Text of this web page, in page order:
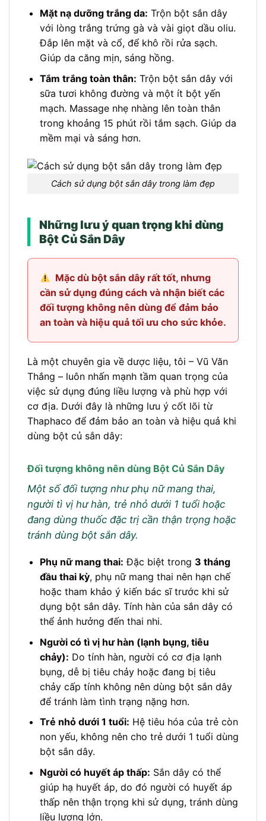
Mặt nạ dưỡng trắng da: Trộn bột sắn dây
với lòng trắng trứng gà và vài giọt dầu oliu.
Đắp lên mặt và cổ, để khô rồi rửa sạch.
Giúp da căng mịn, sáng hồng.
Tắm trắng toàn thân: Trộn bột sắn dây với
sữa tươi không đường và một ít bột yến
mạch. Massage nhẹ nhàng lên toàn thân
trong khoảng 15 phút rồi tắm sạch. Giúp da
mềm mại và sáng hơn.
Cách sử dụng bột sắn dây trong làm đẹp
Những lưu ý quan trọng khi dùng
Bột Củ Sắn Dây
Mặc dù bột sắn dây rất tốt, nhưng
cần sử dụng đúng cách và nhận biết các
đối tượng không nên dùng để đảm bảo
an toàn và hiệu quả tối ưu cho sức khỏe.
Là một chuyên gia về dược liệu, tôi – Vũ Văn
Thắng – luôn nhấn mạnh tầm quan trọng của
việc sử dụng đúng liều lượng và phù hợp với
cơ địa. Dưới đây là những lưu ý cốt lõi từ
Thaphaco để đảm bảo an toàn và hiệu quả khi
dùng bột củ sắn dây:
Đối tượng không nên dùng Bột Củ Sắn Dây
Một số đối tượng như phụ nữ mang thai,
người tì vị hư hàn, trẻ nhỏ dưới 1 tuổi hoặc
đang dùng thuốc đặc trị cần thận trọng hoặc
tránh dùng bột sắn dây.
Phụ nữ mang thai: Đặc biệt trong 3 tháng
đầu thai kỳ, phụ nữ mang thai nên hạn chế
hoặc tham khảo ý kiến bác sĩ trước khi sử
dụng bột sắn dây. Tính hàn của sắn dây có
thể ảnh hưởng đến thai nhi.
Người có tì vị hư hàn (lạnh bụng, tiêu
chảy): Do tính hàn, người có cơ địa lạnh
bụng, dễ bị tiêu chảy hoặc đang bị tiêu
chảy cấp tính không nên dùng bột sắn dây
để tránh làm tình trạng nặng hơn.
Trẻ nhỏ dưới 1 tuổi: Hệ tiêu hóa của trẻ còn
non yếu, không nên cho trẻ dưới 1 tuổi dùng
bột sắn dây.
Người có huyết áp thấp: Sắn dây có thể
giúp hạ huyết áp, do đó người có huyết áp
thấp nên thận trọng khi sử dụng, tránh dùng
liều lượng lớn.